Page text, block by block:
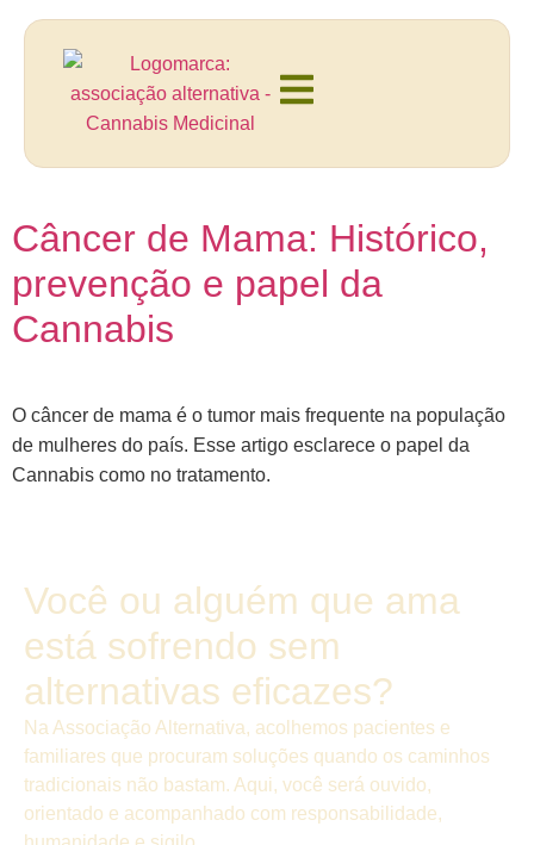
Câncer de Mama: Histórico,
prevenção e papel da
Cannabis
O câncer de mama é o tumor mais frequente na população
de mulheres do país. Esse artigo esclarece o papel da
Cannabis como no tratamento.
Você ou alguém que ama
está sofrendo sem
alternativas eficazes?
Na Associação Alternativa, acolhemos pacientes e
familiares que procuram soluções quando os caminhos
tradicionais não bastam. Aqui, você será ouvido,
orientado e acompanhado com responsabilidade,